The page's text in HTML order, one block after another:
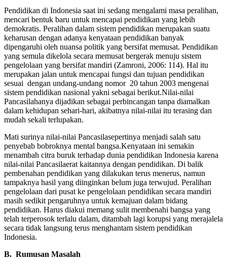
Pendidikan di Indonesia saat ini sedang mengalami masa peralihan,
mencari bentuk baru untuk mencapai pendidikan yang lebih
demokratis. Peralihan dalam sistem pendidikan merupakan suatu
keharusan dengan adanya kenyataan pendidikan banyak
dipengaruhi oleh nuansa politik yang bersifat memusat. Pendidikan
yang semula dikelola secara memusat bergerak menuju sistem
pengelolaan yang bersifat mandiri (Zamroni, 2006: 114). Hal itu
merupakan jalan untuk mencapai fungsi dan tujuan pendidikan
sesuai dengan undang-undang nomor 20 tahun 2003 mengenai
sistem pendidikan nasional yakni sebagai berikut.Nilai-nilai
Pancasilahanya dijadikan sebagai perbincangan tanpa diamalkan
dalam kehidupan sehari-hari, akibatnya nilai-nilai itu terasing dan
mudah sekali terlupakan.
Mati surinya nilai-nilai Pancasilasepertinya menjadi salah satu
penyebab bobroknya mental bangsa.Kenyataan ini semakin
menambah citra buruk terhadap dunia pendidikan Indonesia karena
nilai-nilai Pancasilaerat kaitannya dengan pendidikan. Di balik
pembenahan pendidikan yang dilakukan terus menerus, namun
tampaknya hasil yang diinginkan belum juga terwujud. Peralihan
pengelolaan dari pusat ke pengelolaan pendidikan secara mandiri
masih sedikit pengaruhnya untuk kemajuan dalam bidang
pendidikan. Harus diakui memang sulit membenahi bangsa yang
telah terperosok terlalu dalam, ditambah lagi korupsi yang merajalela
secara tidak langsung terus menghantam sistem pendidikan
Indonesia.
B. Rumusan Masalah